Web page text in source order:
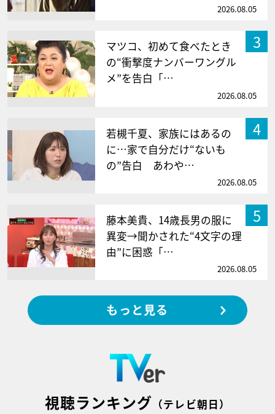
2026.08.05
3
マツコ、初めて食べたとき
の“衝撃度ナンバーワングル
メ”を告白「…
2026.08.05
4
若槻千夏、家族にはあるの
に…家で自分だけ“ないも
の”告白 あわや…
2026.08.05
5
藤本美貴、14歳長男の服に
異変→聞かされた“4文字の理
由”に困惑「…
2026.08.05
もっと見る
視聴ランキング （テレビ朝日）